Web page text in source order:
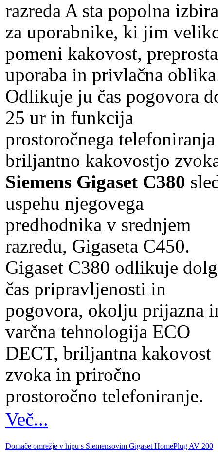
razreda A sta popolna izbira
za uporabnike, ki jim
pomeni kakovost, preprosta
uporaba in privlačna
Odlikuje ju čas pogovora
25 ur in funkcija
prostoročnega
briljantno kakovostjo
Siemens Gigaset C380
uspehu njegovega
predhodnika v srednjem
razredu, Gigaseta C450.
Gigaset C380 odlikuje dolg
čas pripravljenosti in
pogovora, okolju prijazna
varčna tehnologija ECO
DECT, briljantna kakovost
zvoka in priročno
prostoročno telefoniranje.
Več...
Domače omrežje v hipu s Siemensovim Gigaset HomePlug AV 200